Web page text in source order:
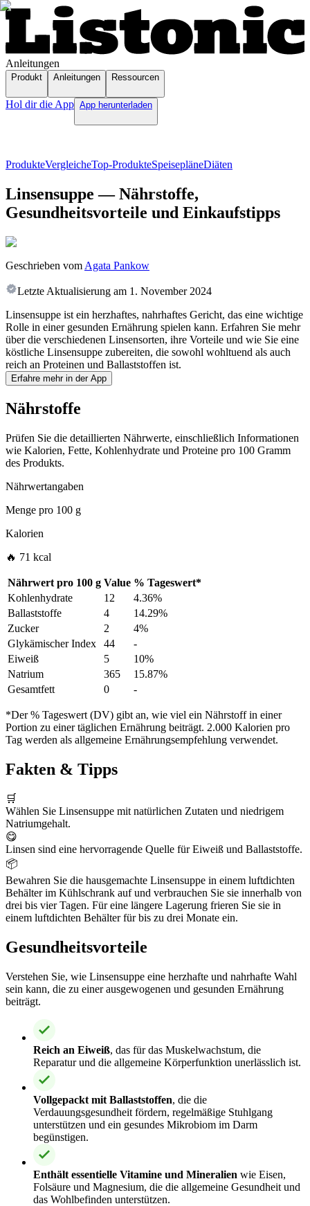
Anleitungen
Produkt Anleitungen Ressourcen
Hol dir die App App herunterladen
ProdukteVergleicheTop-ProdukteSpeisepläneDiäten
Linsensuppe — Nährstoffe,
Gesundheitsvorteile und Einkaufstipps
Geschrieben vom Agata Pankow
Letzte Aktualisierung am 1. November 2024
Linsensuppe ist ein herzhaftes, nahrhaftes Gericht, das eine wichtige
Rolle in einer gesunden Ernährung spielen kann. Erfahren Sie mehr
über die verschiedenen Linsensorten, ihre Vorteile und wie Sie eine
köstliche Linsensuppe zubereiten, die sowohl wohltuend als auch
reich an Proteinen und Ballaststoffen ist.
Erfahre mehr in der App
Nährstoffe
Prüfen Sie die detaillierten Nährwerte, einschließlich Informationen
wie Kalorien, Fette, Kohlenhydrate und Proteine pro 100 Gramm
des Produkts.
Nährwertangaben
Menge pro 100 g
Kalorien
🔥 71 kcal
Nährwert pro 100 g Value % Tageswert*
Kohlenhydrate
12
4.36%
Ballaststoffe
4
14.29%
Zucker
2
4%
Glykämischer Index
44
-
Eiweiß
5
10%
Natrium
365
15.87%
Gesamtfett
0 -
*Der % Tageswert (DV) gibt an, wie viel ein Nährstoff in einer
Portion zu einer täglichen Ernährung beiträgt. 2.000 Kalorien pro
Tag werden als allgemeine Ernährungsempfehlung verwendet.
Fakten & Tipps
🛒
Wählen Sie Linsensuppe mit natürlichen Zutaten und niedrigem
Natriumgehalt.
😋
Linsen sind eine hervorragende Quelle für Eiweiß und Ballaststoffe.
📦
Bewahren Sie die hausgemachte Linsensuppe in einem luftdichten
Behälter im Kühlschrank auf und verbrauchen Sie sie innerhalb von
drei bis vier Tagen. Für eine längere Lagerung frieren Sie sie in
einem luftdichten Behälter für bis zu drei Monate ein.
Gesundheitsvorteile
Verstehen Sie, wie Linsensuppe eine herzhafte und nahrhafte Wahl
sein kann, die zu einer ausgewogenen und gesunden Ernährung
beiträgt.
Reich an Eiweiß, das für das Muskelwachstum, die
Reparatur und die allgemeine Körperfunktion unerlässlich ist.
Vollgepackt mit Ballaststoffen, die die
Verdauungsgesundheit fördern, regelmäßige Stuhlgang
unterstützen und ein gesundes Mikrobiom im Darm
begünstigen.
Enthält essentielle Vitamine und Mineralien wie Eisen,
Folsäure und Magnesium, die die allgemeine Gesundheit und
das Wohlbefinden unterstützen.